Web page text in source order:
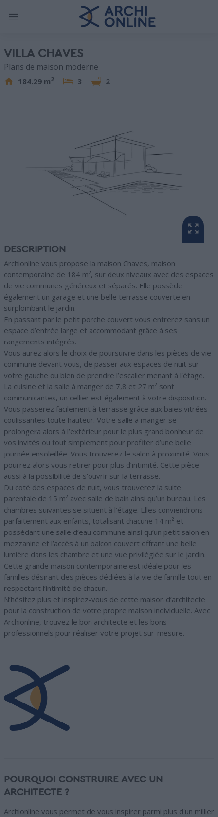
VILLA CHAVES
Plans de maison moderne
184.29 m2 3 2
DESCRIPTION
Archionline vous propose la maison Chaves, maison
contemporaine de 184 m², sur deux niveaux avec des espaces
de vie communes généreux et séparés. Elle possède
également un garage et une belle terrasse couverte en
surplombant le jardin.
En passant par le petit porche couvert vous entrerez sans un
espace d’entrée large et accommodant grâce à ses
rangements intégrés.
Vous aurez alors le choix de poursuivre dans les pièces de vie
commune devant vous, de passer aux espaces de nuit sur
votre gauche ou bien de prendre l’escalier menant à l’étage.
La cuisine et la salle à manger de 7,8 et 27 m² sont
communicantes, un cellier est également à votre disposition.
Vous passerez facilement à terrasse grâce aux baies vitrées
coulissantes toute hauteur. Votre salle à manger se
prolongera alors à l’extérieur pour le plus grand bonheur de
vos invités ou tout simplement pour profiter d’une belle
journée ensoleillée. Vous trouverez le salon à proximité. Vous
pourrez alors vous retirer pour plus d’intimité. Cette pièce
aussi à la possibilité de s’ouvrir sur la terrasse.
Du coté des espaces de nuit, vous trouverez la suite
parentale de 15 m² avec salle de bain ainsi qu’un bureau. Les
chambres suivantes se situent à l’étage. Elles conviendrons
parfaitement aux enfants, totalisant chacune 14 m² et
possédant une salle d’eau commune ainsi qu’un petit salon en
mezzanine et l’accès à un balcon couvert offrant une belle
lumière dans les chambre et une vue privilégiée sur le jardin.
Cette grande maison contemporaine est idéale pour les
familles désirant des pièces dédiées à la vie de famille tout en
respectant l’intimité de chacun.
N’hésitez plus et inspirez-vous de cette maison d’architecte
pour la construction de votre propre maison individuelle. Avec
Archionline, trouvez le bon architecte et les bons
professionnels pour réaliser votre projet sur-mesure.
POURQUOI CONSTRUIRE AVEC UN
ARCHITECTE ?
Archionline vous permet de vous inspirer parmi plus d'un millier